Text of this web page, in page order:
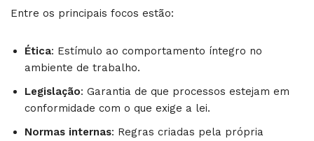
Entre os principais focos estão:
Ética: Estímulo ao comportamento íntegro no
ambiente de trabalho.
Legislação: Garantia de que processos estejam em
conformidade com o que exige a lei.
Normas internas: Regras criadas pela própria